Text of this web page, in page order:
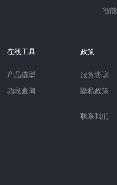
智
在线工具
产品选型
频段查询
政策
服务协议
隐私政策
联系我们